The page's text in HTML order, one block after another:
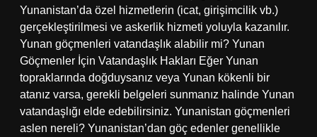
Yunanistan’da özel hizmetlerin (icat, girişimcilik vb.)
gerçekleştirilmesi ve askerlik hizmeti yoluyla kazanılır.
Yunan göçmenleri vatandaşlık alabilir mi? Yunan
Göçmenler İçin Vatandaşlık Hakları Eğer Yunan
topraklarında doğduysanız veya Yunan kökenli bir
atanız varsa, gerekli belgeleri sunmanız halinde Yunan
vatandaşlığı elde edebilirsiniz. Yunanistan göçmenleri
aslen nereli? Yunanistan’dan göç edenler genellikle